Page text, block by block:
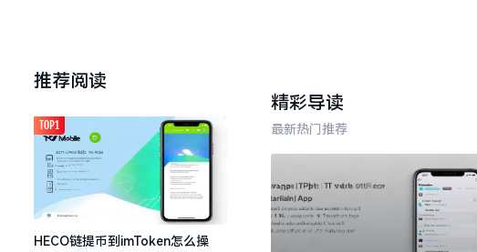
推荐阅读
HECO链提币到imToken怎么操
TOP1
精彩导读
最新热门推荐